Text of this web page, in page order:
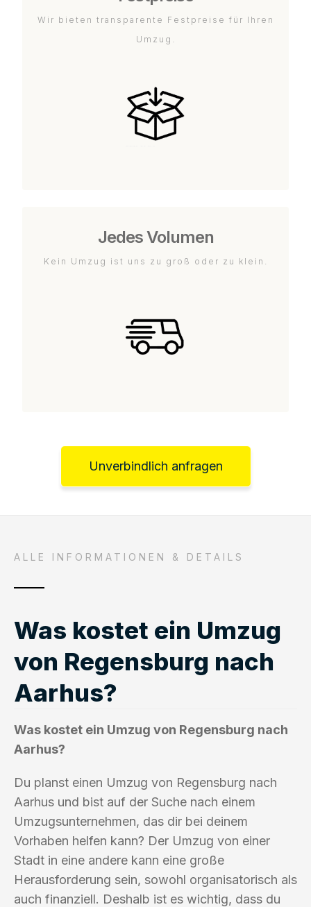
Wir bieten transparente Festpreise für Ihren
Umzug.
Jedes Volumen
Kein Umzug ist uns zu groß oder zu klein.
Unverbindlich anfragen
ALLE INFORMATIONEN & DETAILS
Was kostet ein Umzug
von Regensburg nach
Aarhus?
Was kostet ein Umzug von Regensburg nach
Aarhus?
Du planst einen Umzug von Regensburg nach
Aarhus und bist auf der Suche nach einem
Umzugsunternehmen, das dir bei deinem
Vorhaben helfen kann? Der Umzug von einer
Stadt in eine andere kann eine große
Herausforderung sein, sowohl organisatorisch als
auch finanziell. Deshalb ist es wichtig, dass du